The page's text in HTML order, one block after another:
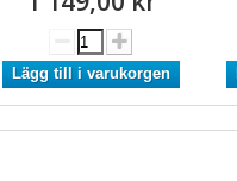
Lägg till i varukorgen